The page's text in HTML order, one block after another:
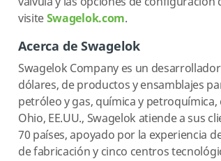
visiteSwagelok.com.
Acerca de Swagelok
Swagelok Company es un
dólares, de productos y ensamblajes
petróleo y gas, química y
Ohio, EE.UU., Swagelok atiende a sus
70 países, apoyado por la experiencia
de fabricación y cinco centros